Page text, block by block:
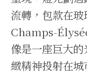
流轉，包款在玻
Champs-
像是一座巨大
緻精神投射在